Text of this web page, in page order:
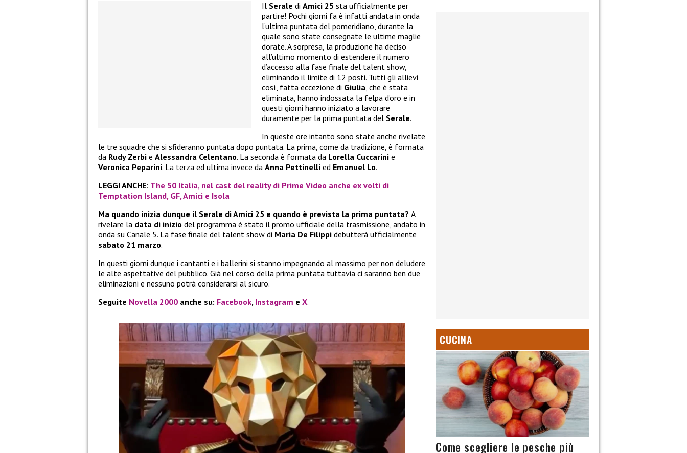
Il Serale di Amici 25 sta ufficialmente per
partire! Pochi giorni fa è infatti andata in onda
l’ultima puntata del pomeridiano, durante la
quale sono state consegnate le ultime maglie
dorate. A sorpresa, la produzione ha deciso
all’ultimo momento di estendere il numero
d’accesso alla fase finale del talent show,
eliminando il limite di 12 posti. Tutti gli allievi
così, fatta eccezione di Giulia, che è stata
eliminata, hanno indossata la felpa d’oro e in
questi giorni hanno iniziato a lavorare
duramente per la prima puntata del Serale.
In queste ore intanto sono state anche rivelate
le tre squadre che si sfideranno puntata dopo puntata. La prima, come da tradizione, è formata
da Rudy Zerbi e Alessandra Celentano. La seconda è formata da Lorella Cuccarini e
Veronica Peparini. La terza ed ultima invece da Anna Pettinelli ed Emanuel Lo.
LEGGI ANCHE: The 50 Italia, nel cast del reality di Prime Video anche ex volti di
Temptation Island, GF, Amici e Isola
Ma quando inizia dunque il Serale di Amici 25 e quando è prevista la prima puntata? A
rivelare la data di inizio del programma è stato il promo ufficiale della trasmissione, andato in
onda su Canale 5. La fase finale del talent show di Maria De Filippi debutterà ufficialmente
sabato 21 marzo.
In questi giorni dunque i cantanti e i ballerini si stanno impegnando al massimo per non deludere
le alte aspettative del pubblico. Già nel corso della prima puntata tuttavia ci saranno ben due
eliminazioni e nessuno potrà considerarsi al sicuro.
Seguite Novella 2000 anche su: Facebook, Instagram e X.
CUCINA
Come scegliere le pesche più